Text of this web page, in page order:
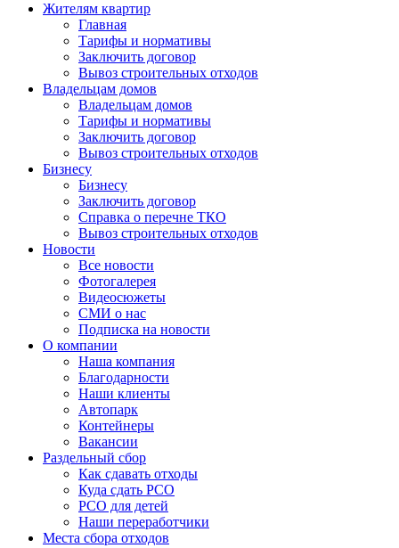
Жителям квартир
Главная
Тарифы и нормативы
Заключить договор
Вывоз строительных отходов
Владельцам домов
Владельцам домов
Тарифы и нормативы
Заключить договор
Вывоз строительных отходов
Бизнесу
Бизнесу
Заключить договор
Справка о перечне ТКО
Вывоз строительных отходов
Новости
Все новости
Фотогалерея
Видеосюжеты
СМИ о нас
Подписка на новости
О компании
Наша компания
Благодарности
Наши клиенты
Автопарк
Контейнеры
Вакансии
Раздельный сбор
Как сдавать отходы
Куда сдать РСО
РСО для детей
Наши переработчики
Места сбора отходов